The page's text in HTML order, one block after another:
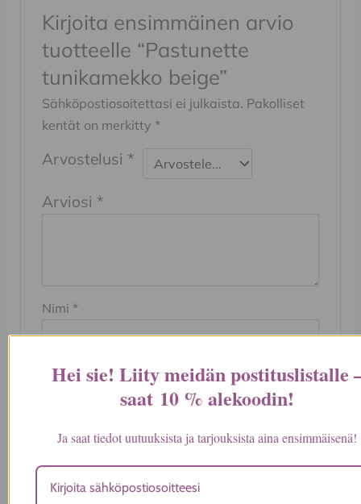
Kirjoita ensimmäinen arvio
tuotteelle “Pastunette
tunikamekko beige”
Sähköpostiosoitettasi ei julkaista. Pakolliset
kentät on merkitty *
Arvostelusi *
Arviosi *
Nimi *
Sähköposti*
Tallenna nimeni, sähköpostiosoitteeni ja
sivustoni tähän selaimeen seuraavaa
Hei sie! Liity meidän postituslistalle
saat 10 % alekoodin!
Ja saat tiedot uutuuksista ja tarjouksista aina ensimmäisenä!